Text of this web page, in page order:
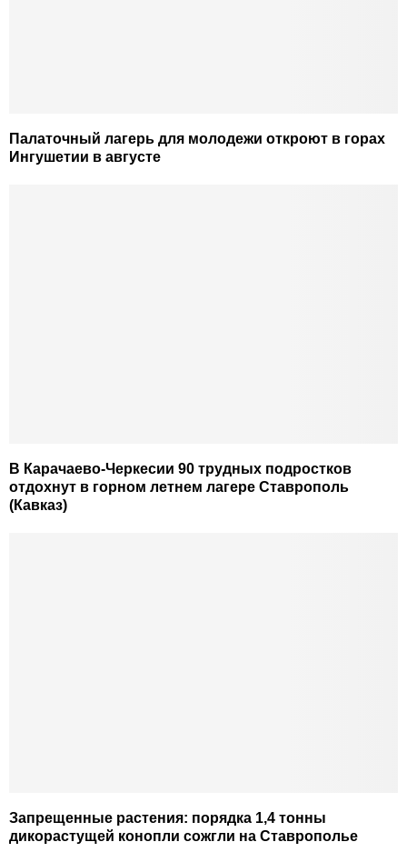
Палаточный лагерь для молодежи откроют в горах
Ингушетии в августе
В Карачаево-Черкесии 90 трудных подростков
отдохнут в горном летнем лагере Ставрополь
(Кавказ)
Запрещенные растения: порядка 1,4 тонны
дикорастущей конопли сожгли на Ставрополье